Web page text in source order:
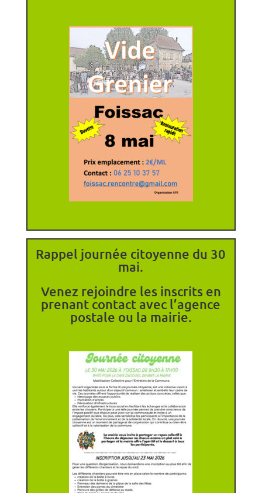
Rappel journée citoyenne du 30
mai.
Venez rejoindre les inscrits en
prenant contact avec l’agence
postale ou la mairie.